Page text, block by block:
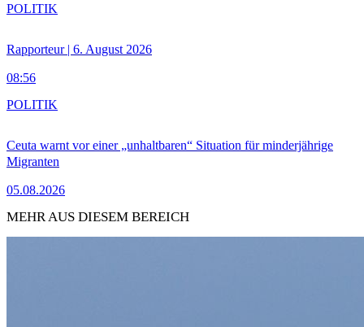
Rapporteur | 6. August 2026
08:56
POLITIK
Ceuta warnt vor einer „unhaltbaren“ Situation für minderjährige
Migranten
05.08.2026
POLITIK
MEHR AUS DIESEM BEREICH